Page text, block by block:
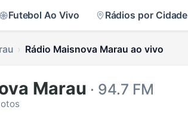
Futebol Ao Vivo Rádios por Cidade
Rádio Maisnova Marau ao vivo
Marau · 94.7 FM